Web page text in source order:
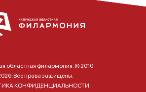
областная филармония. © 2010 -
Все права защищены.
КОНФИДЕНЦИАЛЬНОСТИ.